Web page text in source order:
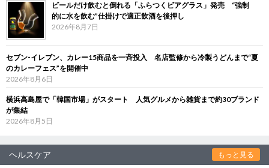
ビールだけ飲むと倒れる「ふらつくビアグラス」発売 “強制
的に水を飲む”仕掛けで適正飲酒を後押し
2026年8月7日
セブン‐イレブン、カレー15商品を一斉投入 名店監修から冷製うどんまで“夏
のカレーフェス”を開催中
2026年8月6日
横浜高島屋で「韓国市場」がスタート 人気グルメから雑貨まで約30ブランド
が集結
2026年8月5日
ヘルスケア もっと見る